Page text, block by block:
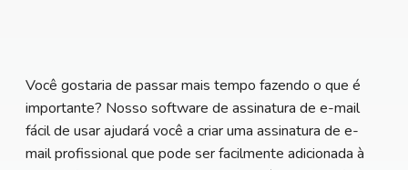
Você gostaria de passar mais tempo fazendo o que é
importante? Nosso software de assinatura de e-mail
fácil de usar ajudará você a criar uma assinatura de e-
mail profissional que pode ser facilmente adicionada à